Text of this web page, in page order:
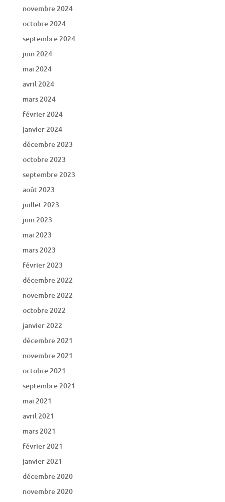
novembre 2024
octobre 2024
septembre 2024
juin 2024
mai 2024
avril 2024
mars 2024
février 2024
janvier 2024
décembre 2023
octobre 2023
septembre 2023
août 2023
juillet 2023
juin 2023
mai 2023
mars 2023
février 2023
décembre 2022
novembre 2022
octobre 2022
janvier 2022
décembre 2021
novembre 2021
octobre 2021
septembre 2021
mai 2021
avril 2021
mars 2021
février 2021
janvier 2021
décembre 2020
novembre 2020